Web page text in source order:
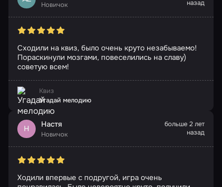
Новичок
назад
Сходили на квиз, было очень круто незабываемо!
Пораскинули мозгами, повеселились на славу)
советую всем!
Квиз
Угадай мелодию
Н Настя
Новичок
больше 2 лет
назад
Ходили впервые с подругой, игра очень